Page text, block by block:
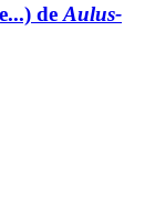
de Aulus-